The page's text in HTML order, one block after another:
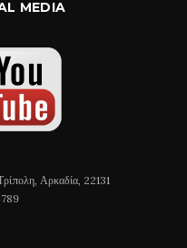
MEDIA
Αρκαδία, 22131